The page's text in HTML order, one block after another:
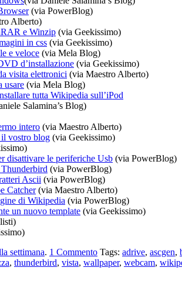
(via PowerBlog)
Alberto)
e Winzip (via Geekissimo)
in css (via Geekissimo)
e veloce (via Mela Blog)
d’installazione (via Geekissimo)
visita elettronici (via Maestro Alberto)
usare (via Mela Blog)
tutta Wikipedia sull’iPod
Salamina’s Blog)
intero (via Maestro Alberto)
vostro blog (via Geekissimo)
disattivare le periferiche Usb (via PowerBlog)
(via PowerBlog)
Ascii (via PowerBlog)
Catcher(via Maestro Alberto)
di Wikipedia (via PowerBlog)
un nuovo template (via Geekissimo)
settimana. 1 Commento Tags: adrive, ascgen,
, thunderbird, vista, wallpaper, webcam,